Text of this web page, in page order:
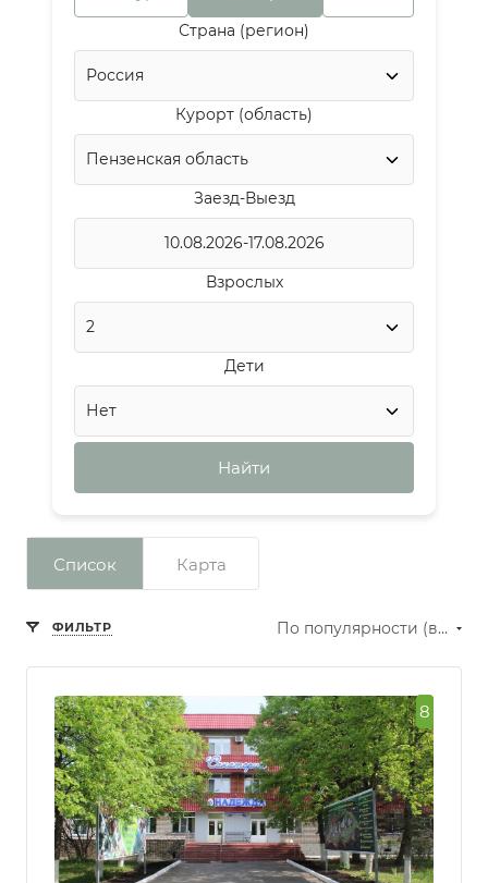
Страна (регион)
Курорт (область)
Заезд-Выезд
Взрослых
Дети
Найти
Список Карта
ФИЛЬТР По популярности (возрастание)
Сбросить фильтр
Рейтинг
Превосходно
Отлично
Очень
хорошо
8